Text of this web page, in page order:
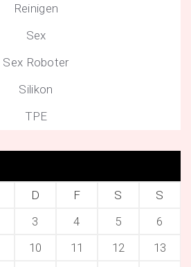
Reinigen
Sex
Sex Roboter
Silikon
TPE
D F S
S
3 4 5
6
10 11 12
13